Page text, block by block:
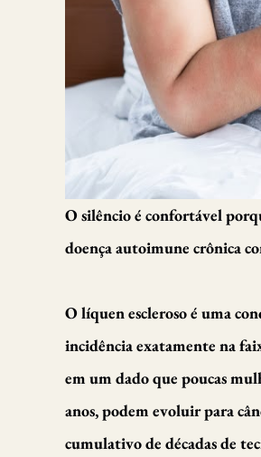
O silêncio é confortável
doença autoimune crônica
O líquen escleroso é uma
incidência exatamente na
em um dado que poucas
anos, podem evoluir para
cumulativo de décadas de